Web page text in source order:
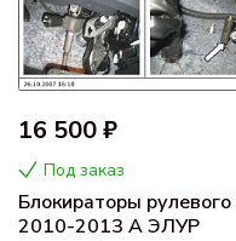
16 500 ₽
Под заказ
Блокираторы
2010-2013 А ЭЛУР